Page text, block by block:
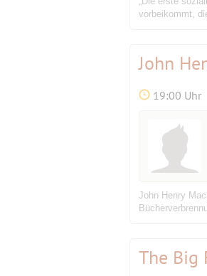
vorbeikommt,
John
19:00 Uhr
John Henry
The Big